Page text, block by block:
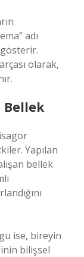
adı
gösterir.
olarak,
Bellek
Yapılan
bellek
ise, bireyin
bilişsel